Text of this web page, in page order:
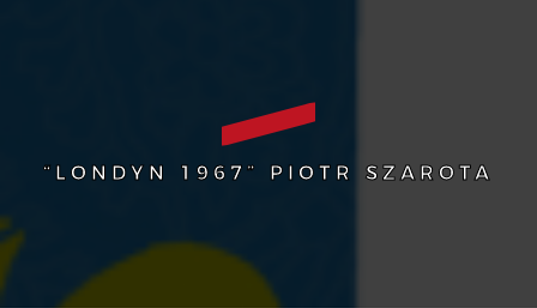
“LONDYN 1967” PIOTR SZAROTA